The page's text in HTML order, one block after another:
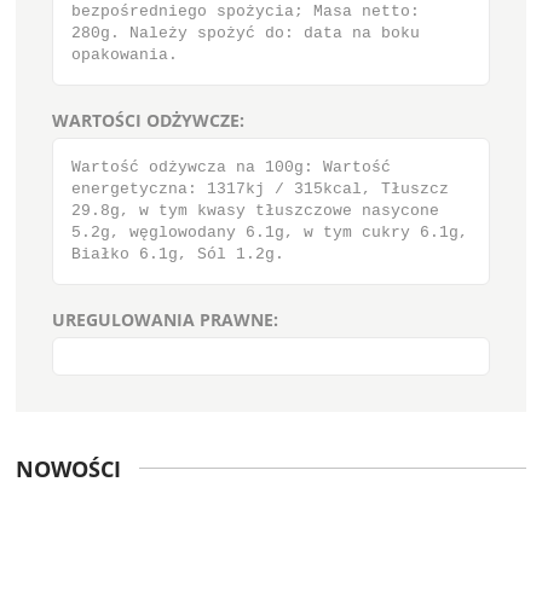
bezpośredniego spożycia; Masa netto:
280g. Należy spożyć do: data na boku
opakowania.
WARTOŚCI ODŻYWCZE:
Wartość odżywcza na 100g: Wartość
energetyczna: 1317kj / 315kcal, Tłuszcz
29.8g, w tym kwasy tłuszczowe nasycone
5.2g, węglowodany 6.1g, w tym cukry 6.1g,
Białko 6.1g, Sól 1.2g.
UREGULOWANIA PRAWNE:
NOWOŚCI